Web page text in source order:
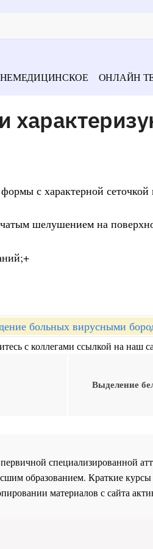
НЕМЕДИЦИНСКОЕ ОНЛАЙН
с характерной сеточкой
шелушением на
больных вирусными
с коллегами ссылкой на наш
Выделение
специализированной
образованием. Краткие
материалов с сайта